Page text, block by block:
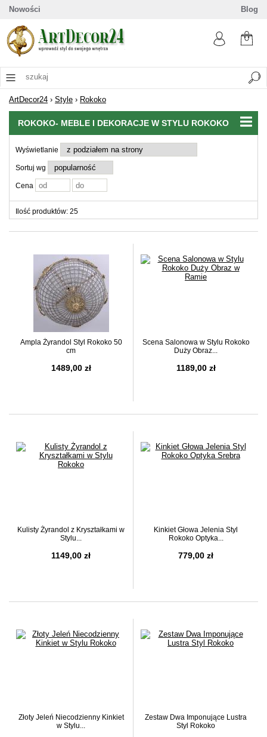
Nowości Blog
ArtDecor24 › Style › Rokoko
ROKOKO- MEBLE I DEKORACJE W STYLU ROKOKO
Wyświetlanie
Sortuj wg
Cena
Ilość produktów: 25
Ampla Żyrandol Styl Rokoko 50
cm
1489,00 zł
Scena Salonowa w Stylu Rokoko
Duży Obraz...
1189,00 zł
Kulisty Żyrandol z Kryształkami w
Stylu...
1149,00 zł
Kinkiet Głowa Jelenia Styl
Rokoko Optyka...
779,00 zł
Złoty Jeleń Niecodzienny Kinkiet
w Stylu...
Zestaw Dwa Imponujące Lustra
Styl Rokoko